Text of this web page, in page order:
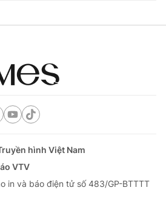
hình Việt Nam
VTV
in và báo điện tử số 483/GP-BTTTT